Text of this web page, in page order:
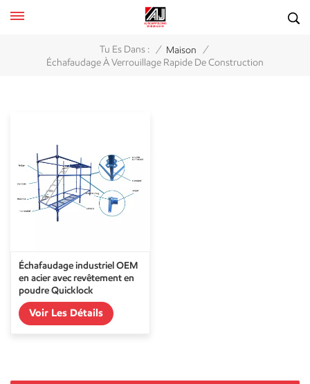
Tu Es Dans : / Maison /
Échafaudage À Verrouillage Rapide De Construction
Échafaudage industriel OEM
en acier avec revêtement en
poudre Quicklock
Voir Les Détails